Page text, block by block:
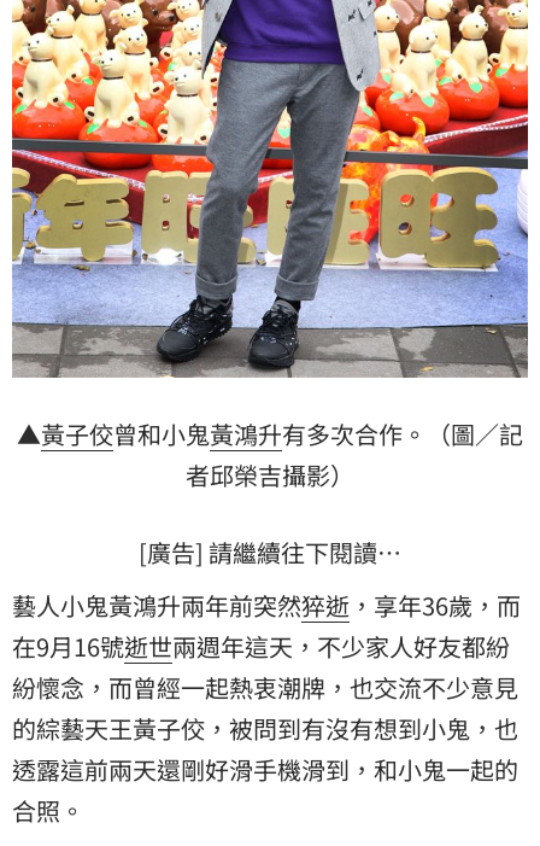
▲黃子佼曾和小鬼黃鴻升有多次合作。（圖／記
者邱榮吉攝影）
[廣告] 請繼續往下閱讀…
藝人小鬼黃鴻升兩年前突然猝逝 ，享年36歲，而
在9月16號逝世兩週年這天，不少家人好友都紛
紛懷念，而曾經一起熱衷潮牌，也交流不少意見
的綜藝天王黃子佼，被問到有沒有想到小鬼，也
透露這前兩天還剛好滑手機滑到，和小鬼一起的
合照。